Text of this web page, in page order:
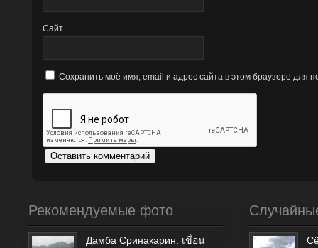
Сайт
Сохранить моё имя, email и адрес сайта в этом браузере для
Рекомендуемые фото
Дамба Сринакарин. เขื่อน